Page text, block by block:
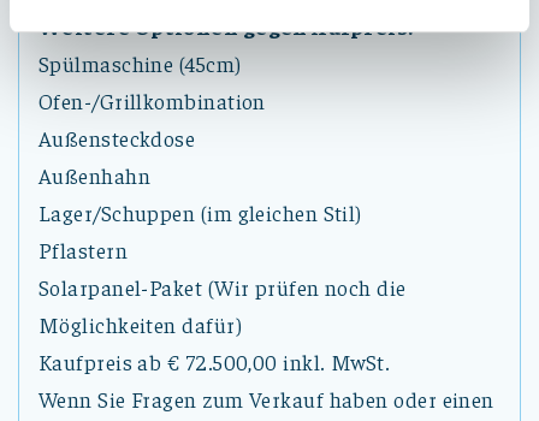
Weitere Optionen gegen Aufpreis:
Spülmaschine (45cm)
Ofen-/Grillkombination
Außensteckdose
Außenhahn
Lager/Schuppen (im gleichen Stil)
Pflastern
Solarpanel-Paket (Wir prüfen noch die
Möglichkeiten dafür)
Kaufpreis ab € 72.500,00 inkl. MwSt.
Wenn Sie Fragen zum Verkauf haben oder einen